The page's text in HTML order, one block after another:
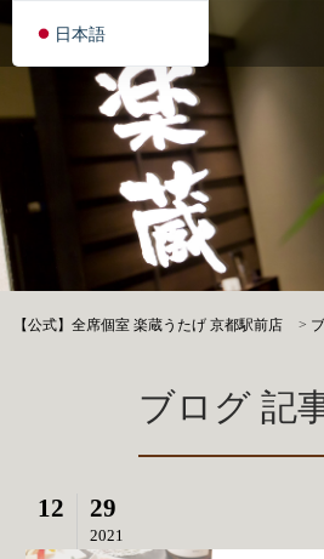
【公式】全席個室 楽蔵うたげ 京都駅前店 >
ブログ 記
12 29
2021
日本語